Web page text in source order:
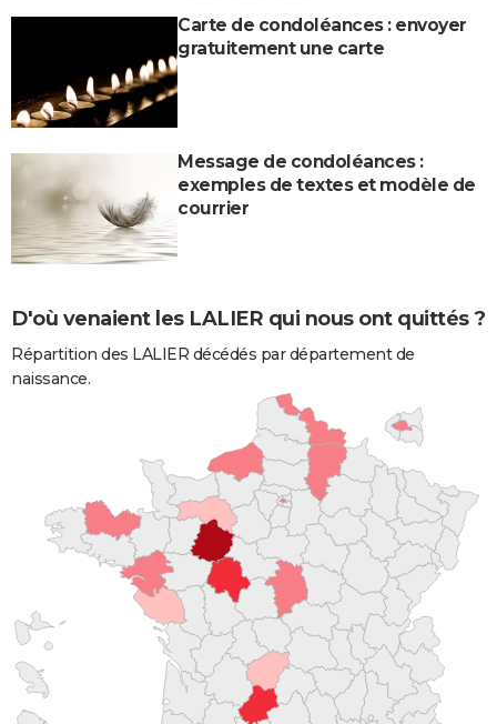
Carte de condoléances : envoyer
gratuitement une carte
Message de condoléances :
exemples de textes et modèle de
courrier
D'où venaient les LALIER qui nous ont quittés ?
Répartition des LALIER décédés par département de
naissance.